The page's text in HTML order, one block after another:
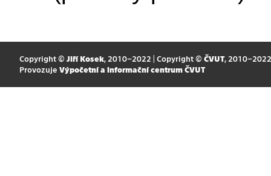
Copyright © Jiří Kosek, 2010–2022 | Copyright © ČVUT, 2010–2022
Provozuje Výpočetní a informační centrum ČVUT